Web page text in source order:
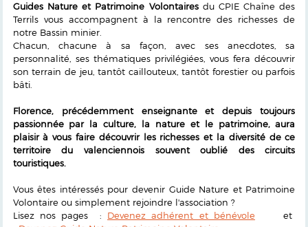
Guides Nature et Patrimoine Volontairesdu CPIE Chaîne des
Terrils vous accompagnent à la rencontre des richesses de
notre Bassin minier.
Chacun, chacune à sa façon, avec ses anecdotes, sa
personnalité, ses thématiques privilégiées, vous fera découvrir
son terrain de jeu, tantôt caillouteux, tantôt forestier ou parfois
bâti.
Florence, précédemment enseignante et depuis toujours
passionnée par la culture, la nature et le patrimoine, aura
plaisir à vous faire découvrir les richesses et la diversité de ce
territoire du valenciennois souvent oublié des circuits
touristiques.
Vous êtes intéressés pour devenir Guide Nature et Patrimoine
Volontaire ou simplement rejoindre l'association ?
Lisez nos pages : Devenez adhérent et bénévole et